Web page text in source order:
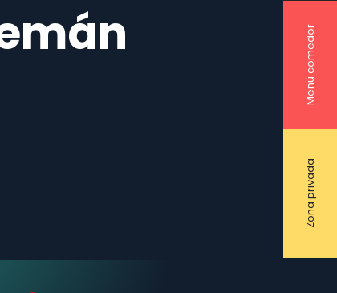
Zona privada
Menú comedor